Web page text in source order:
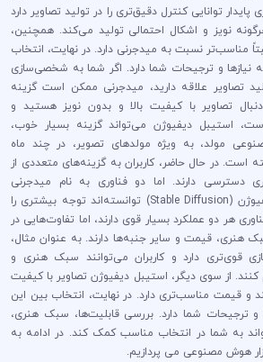
توانایی کنترل دقیق‌تری را در تولید تصاویر دارد
نویز و اشکال احتمالی تولید می‌کند. همچنین،
مناسب‌تر نسبت به میدجرنی دارد. در نهایت، انتخاب
نیازها و ترجیحات شما دارد. اگر شما به شخصی‌سازی
تصاویر علاقه دارید، میدجرنی ممکن است گزینه
تصاویر با کیفیت بالا و بدون نویز هستید و
استیبل دیفیوژن می‌تواند گزینه بسیار خوب،
مولد، به ویژه مولدهای تصویر، در چند ماه
در حال حاضر، کاربران به گزینه‌های متعددی از
دسترسی دارند. اما دو فناوری به نام میدجرنی
(Midjourney) و استیبل دیفیوژن (Stable Diffusion) توانسته‌اند توجه بیشتری را
هر دو عملکرد بسیار قوی دارند، اما تفاوت‌هایی در
قیمت و سایر جنبه‌ها دارند. به عنوان مثال،
قوی‌تری دارد و کاربران می‌توانند سبک هنری و
از سوی دیگر، استیبل دیفیوژن تصاویر با کیفیت
و قیمت مناسب‌تری دارد. در نهایت، انتخاب بین این
و ترجیحات شما دارد. بررسی قابلیت‌ها، سبک هنری،
به شما در انتخاب مناسب کمک کند. در ادامه به
هوش مصنوعی می پردازیم.